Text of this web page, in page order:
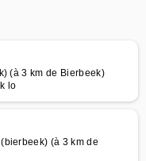
(à 3 km de Bierbeek)
lo
(à 3 km de